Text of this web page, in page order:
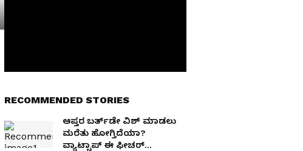
RECOMMENDED STORIES
ಆಪ್ತರ ಬರ್ತ್‌ಡೇ ವಿಶ್ ಮಾಡಲು
ಮರೆತು ಹೋಗ್ತಿದೆಯಾ?
ವ್ಯಾಟ್ಸಾಪ್ ಈ ಫೀಚರ್